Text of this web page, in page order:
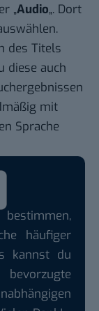
„Audio„. Dort
des Titels
diese auch
mit
Sprache
häufiger
kannst du